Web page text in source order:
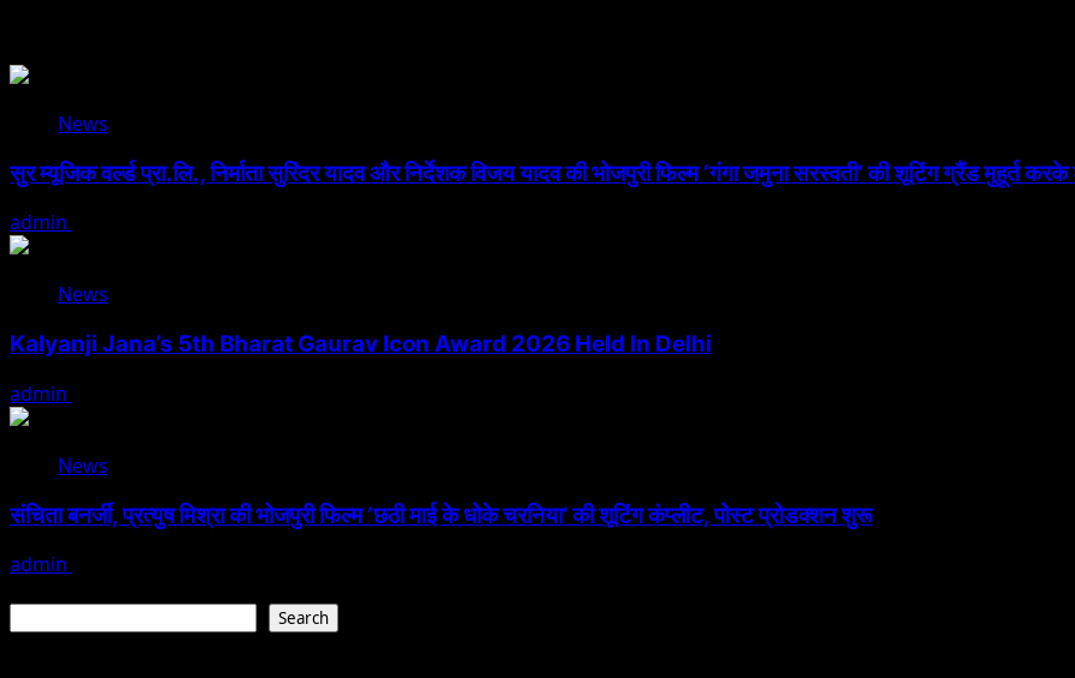
News
सुर म्यूजिक वर्ल्ड प्रा.लि., निर्माता सुरिंदर यादव और निर्देशक विजय यादव की भोजपुरी फिल्म ‘गंगा जमुना सरस्वती’ की शूटिंग ग्रैंड मुहूर्त
admin
News
Kalyanji Jana’s 5th Bharat Gaurav Icon Award 2026 Held In Delhi
admin
News
संचिता बनर्जी, प्रत्युष मिश्रा की भोजपुरी फिल्म ‘छठी माई के धोके चरनिया’ की शूटिंग कंप्लीट, पोस्ट प्रोडक्शन शुरू
admin
Search